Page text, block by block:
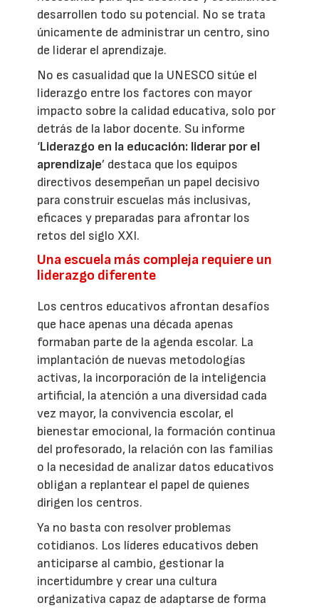
desarrollen todo su potencial. No se trata
únicamente de administrar un centro, sino
de liderar el aprendizaje.
No es casualidad que la UNESCO sitúe el
liderazgo entre los factores con mayor
impacto sobre la calidad educativa, solo por
detrás de la labor docente. Su informe
‘Liderazgo en la educación: liderar por el
aprendizaje’ destaca que los equipos
directivos desempeñan un papel decisivo
para construir escuelas más inclusivas,
eficaces y preparadas para afrontar los
retos del siglo XXI.
Una escuela más compleja requiere un
liderazgo diferente
Los centros educativos afrontan desafíos
que hace apenas una década apenas
formaban parte de la agenda escolar. La
implantación de nuevas metodologías
activas, la incorporación de la inteligencia
artificial, la atención a una diversidad cada
vez mayor, la convivencia escolar, el
bienestar emocional, la formación continua
del profesorado, la relación con las familias
o la necesidad de analizar datos educativos
obligan a replantear el papel de quienes
dirigen los centros.
Ya no basta con resolver problemas
cotidianos. Los líderes educativos deben
anticiparse al cambio, gestionar la
incertidumbre y crear una cultura
organizativa capaz de adaptarse de forma